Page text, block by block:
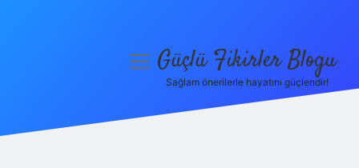
menüyüGüçlü Fikirler Blogu
Sağlam önerilerle hayatını güçlendir!